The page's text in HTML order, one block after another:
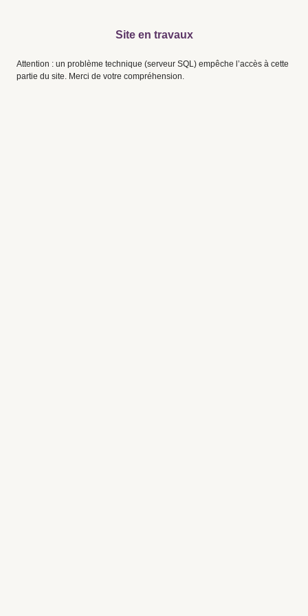
Site en travaux
Attention : un problème technique (serveur SQL) empêche l’accès à cette
partie du site. Merci de votre compréhension.